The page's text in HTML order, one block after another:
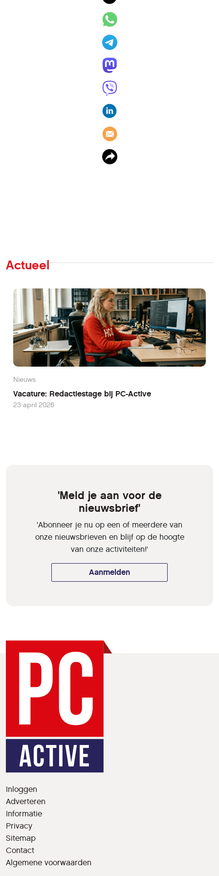
Actueel
Nieuws
Vacature: Redactiestage bij PC-Active
23 april 2026
'Meld je aan voor de
nieuwsbrief'
'Abonneer je nu op een of meerdere van
onze nieuwsbrieven en blijf op de hoogte
van onze activiteiten!'
Aanmelden
Inloggen
Adverteren
Informatie
Privacy
Sitemap
Contact
Algemene voorwaarden